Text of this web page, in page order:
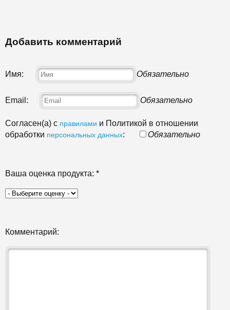
Добавить комментарий
Имя: Обязательно
Email: Обязательно
Согласен(а) с правилами и Политикой в отношении
обработки персональных данных: Обязательно
Ваша оценка продукта: *
Комментарий: